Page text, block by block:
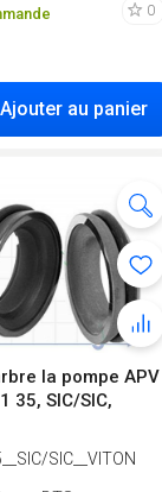
0
Ajouter au panier
la pompe APV
35, SIC/SIC,
SIC__VITON